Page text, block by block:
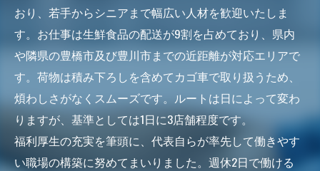
おり、若手からシニアまで幅広い人材を歓迎いたしま
す。お仕事は生鮮食品の配送が9割を占めており、県内
や隣県の豊橋市及び豊川市までの近距離が対応エリアで
す。荷物は積み下ろしを含めてカゴ車で取り扱うため、
煩わしさがなくスムーズです。ルートは日によって変わ
りますが、基準としては1日に3店舗程度です。
福利厚生の充実を筆頭に、代表自らが率先して働きやす
い職場の構築に努めてまいりました。週休2日で働ける